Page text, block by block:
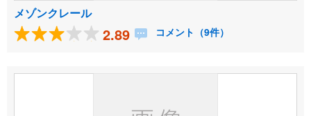
メゾンクレール
2.89 コメント（9件）